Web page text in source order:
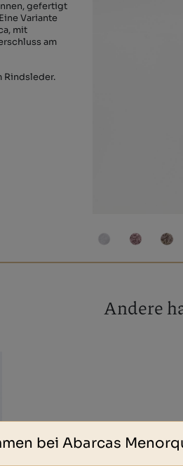
gefertigt
Variante
mit
am
Rindsleder.
Andere
bei Abarcas